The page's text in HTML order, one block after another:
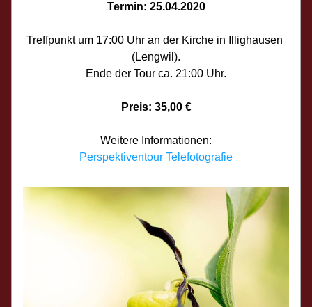
Termin: 25.04.2020
Treffpunkt um 17:00 Uhr an der Kirche in Illighausen
(Lengwil).
Ende der Tour ca. 21:00 Uhr.
Preis: 35,00 €
Weitere Informationen:
Perspektiventour Telefotografie